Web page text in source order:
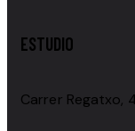
ESTUDIO
Carrer Regatxo,